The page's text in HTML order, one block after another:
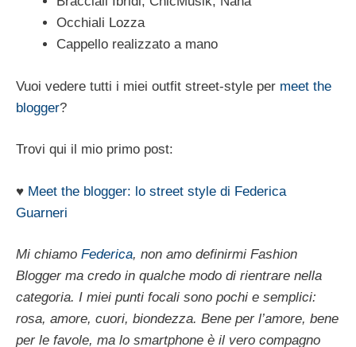
Occhiali Lozza
Cappello realizzato a mano
Vuoi vedere tutti i miei outfit street-style per meet the
blogger?
Trovi qui il mio primo post:
♥ Meet the blogger: lo street style di Federica
Guarneri
Mi chiamo Federica, non amo definirmi Fashion
Blogger ma credo in qualche modo di rientrare nella
categoria. I miei punti focali sono pochi e semplici:
rosa, amore, cuori, biondezza. Bene per l’amore, bene
per le favole, ma lo smartphone è il vero compagno